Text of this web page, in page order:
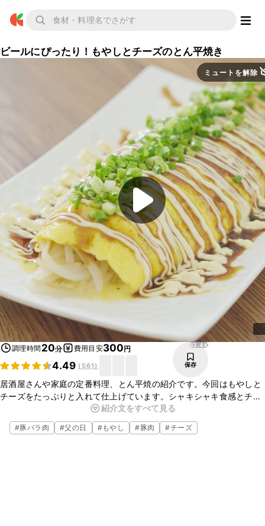
ビールにぴったり！もやしとチーズのとん平焼き
ミュートを解除
調理時間 20分 費用目安300円
4.49 ( 561)
83.4K
保存
居酒屋さんや家庭の定番料理、とん平焼の紹介です。今回はもやしと
チーズをたっぷりと入れて仕上げています。シャキシャキ食感とチー
ズのとろとろはシンプルだからこその美味しさです。簡単に作れるの
で、ぜひお試しください。
紹介文をすべて見る
#豚バラ肉 #父の日 #もやし #豚肉 #チーズ